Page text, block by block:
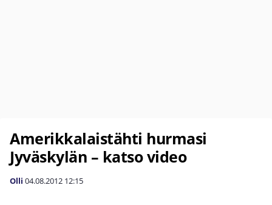
Amerikkalaistähti hurmasi
Jyväskylän – katso video
Olli 04.08.2012 12:15